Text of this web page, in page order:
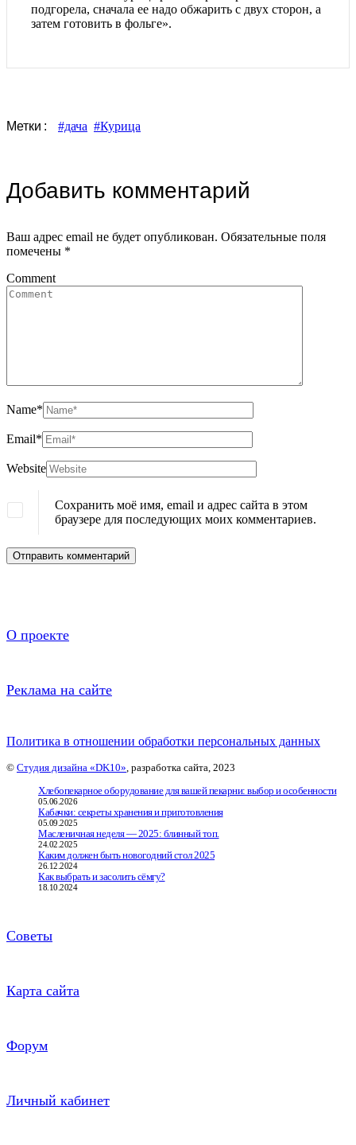
подгорела, сначала ее надо обжарить с двух сторон, а
затем готовить в фольге».
Метки #дача #Курица
Добавить комментарий
Ваш адрес email не будет опубликован. Обязательные поля
помечены *
Comment
Name*
Email*
Website
Сохранить моё имя, email и адрес сайта в этом
браузере для последующих моих комментариев.
О проекте
Реклама на сайте
Политика в отношении обработки персональных данных
© Студия дизайна «DK10» , разработка сайта, 2023
Хлебопекарное оборудование для вашей пекарни: выбор и особенности
05.06.2026
Кабачки: секреты хранения и приготовления
05.09.2025
Масленичная неделя — 2025: блинный топ.
24.02.2025
Каким должен быть новогодний стол 2025
26.12.2024
Как выбрать и засолить сёмгу?
18.10.2024
Советы
Карта сайта
Форум
Личный кабинет